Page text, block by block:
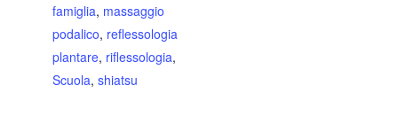
famiglia, massaggio
podalico, reflessologia
plantare, riflessologia,
Scuola, shiatsu